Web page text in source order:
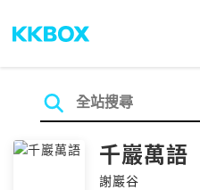
千巖萬語
謝巖谷